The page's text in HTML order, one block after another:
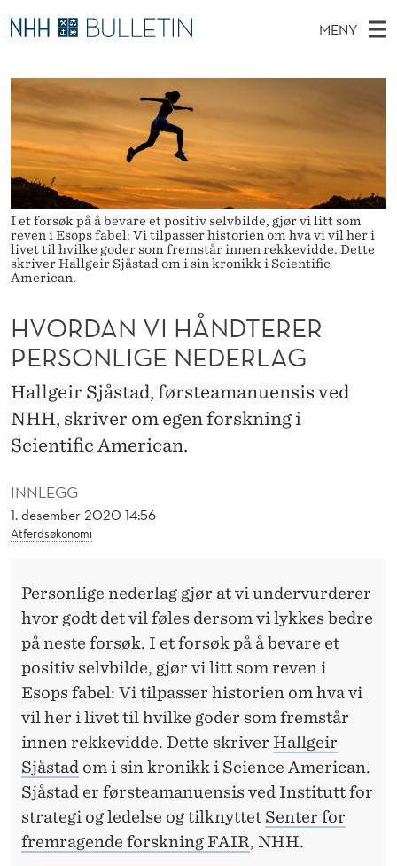
H
V
O
R
D
A
N
V
Å
N
D
T
R
E
MENY
O
V
E
D
M
E
N
Y
Ø
K
I
N
E
T
T
S
T
E
E
T
Stipendiater og nye forskerprofiler
Disputaser
Ekspertutvalg
Om Bulletin
I et forsøk på å bevare et positiv selvbilde, gjør vi litt som
reven i Esops fabel: Vi tilpasser historien om hva vi vil her i
livet til hvilke goder som fremstår innen rekkevidde. Dette
skriver Hallgeir Sjåstad om i sin kronikk i Scientific
American.
INNLEGG
1. desember 2020 14:56
Atferdsøkonomi
HVORDAN VI HÅNDTERER
PERSONLIGE NEDERLAG
Hallgeir Sjåstad, førsteamanuensis ved
NHH, skriver om egen forskning i
Scientific American.
Personlige nederlag gjør at vi undervurderer
hvor godt det vil føles dersom vi lykkes bedre
på neste forsøk. I et forsøk på å bevare et
positiv selvbilde, gjør vi litt som reven i
Esops fabel: Vi tilpasser historien om hva vi
vil her i livet til hvilke goder som fremstår
innen rekkevidde. Dette skriver Hallgeir
Sjåstad om i sin kronikk i Science American.
Sjåstad er førsteamanuensis ved Institutt for
strategi og ledelse og tilknyttet Senter for
fremragende forskning FAIR, NHH.